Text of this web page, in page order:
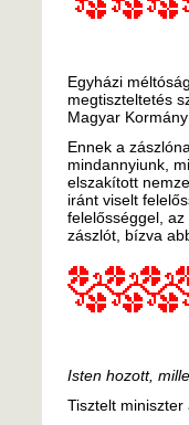
Egyházi
megtiszteltetés
Magyar
Ennek a
mindannyiunk,
elszakított
iránt viselt
felelősséggel,
zászlót, bízva
Isten hozott,
Tisztelt